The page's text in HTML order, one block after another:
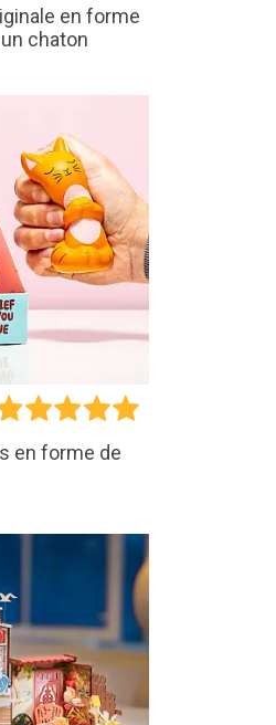
en forme
chaton
en forme de